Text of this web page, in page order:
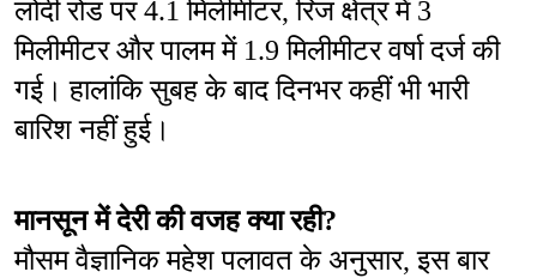
लोदी रोड पर 4.1 मिलीमीटर, रिज क्षेत्र में 3
मिलीमीटर और पालम में 1.9 मिलीमीटर वर्षा दर्ज की
गई। हालांकि सुबह के बाद दिनभर कहीं भी भारी
बारिश नहीं हुई।
मानसून में देरी की वजह क्या रही?
मौसम वैज्ञानिक महेश पलावत के अनुसार, इस बार